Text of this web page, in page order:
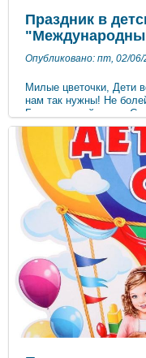
Праздник в
Опубликовано: пт, 02/
Милые цветочки,
нам так нужны! Не
Будьте в этой жизни
саду прошел
защиты детей и
рисовали мелками на
участвовали в
сказок. Праздник
озорной.